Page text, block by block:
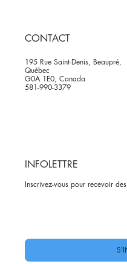
CONTACT
195 Rue Saint-Denis, Beaupré,
Québec
G0A 1E0, Canada
581-990-3379
INFOLETTRE
Inscrivez-vous pour recevoir